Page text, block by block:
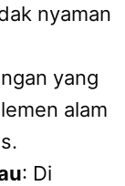
nyaman
yang
alam
: Di